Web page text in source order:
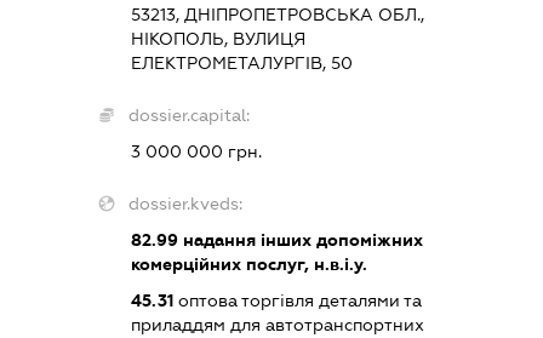
53213, ДНІПРОПЕТРОВСЬКА ОБЛ.,
НІКОПОЛЬ, ВУЛИЦЯ
ЕЛЕКТРОМЕТАЛУРГІВ, 50
dossier.capital:
3 000 000 грн.
dossier.kveds:
82.99 надання інших допоміжних
комерційних послуг, н.в.і.у.
45.31 оптова торгівля деталями та
приладдям для автотранспортних